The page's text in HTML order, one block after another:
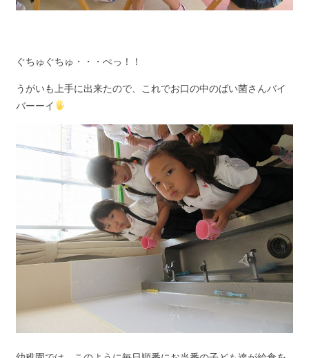
ぐちゅぐちゅ・・・ぺっ！！
うがいも上手に出来たので、これでお口の中のばい菌さんバイ
バーーイ